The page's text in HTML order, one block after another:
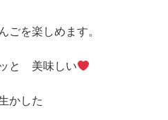
を楽しめます。
と 美味しい
かした